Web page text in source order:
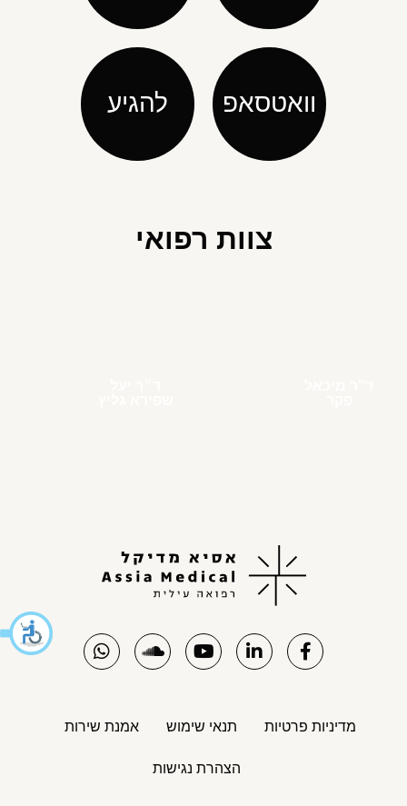
וואטסאפ להגיע
צוות רפואי
מדיניות פרטיות תנאי שימוש אמנת שירות
הצהרת נגישות